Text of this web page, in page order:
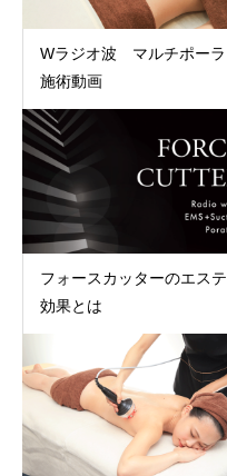
Wラジオ波 マルチポーラ
施術動画
フォースカッターのエステ
効果とは